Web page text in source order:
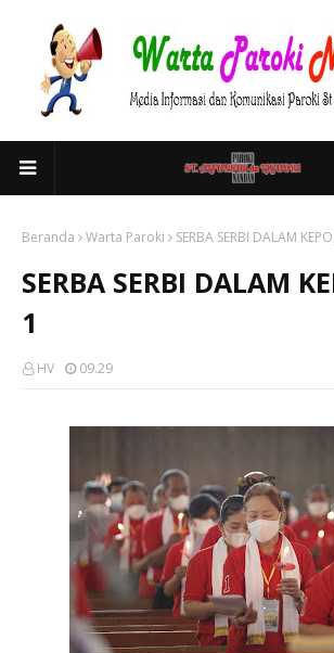
Beranda Warta Paroki SERBA SERBI DALAM KEPO
SERBA SERBI DALAM
1
HV 09.29